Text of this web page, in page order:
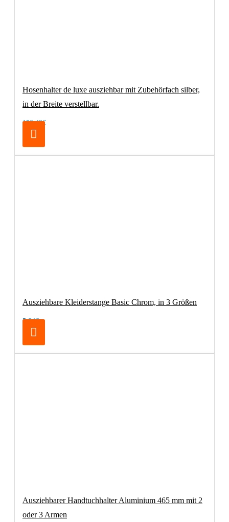
Hosenhalter de luxe ausziehbar mit Zubehörfach silber,
in der Breite verstellbar.
150,42€
Ausziehbare Kleiderstange Basic Chrom, in 3 Größen
5,84€
Ausziehbarer Handtuchhalter Aluminium 465 mm mit 2
oder 3 Armen